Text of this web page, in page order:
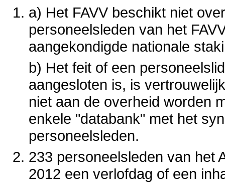
a) Het FAVV beschikt niet
personeelsleden van het
aangekondigde nationale
b) Het feit of een
aangesloten is, is
niet aan de overheid worden
enkele "databank" met het
personeelsleden.
233 personeelsleden van het
2012 een verlofdag of een